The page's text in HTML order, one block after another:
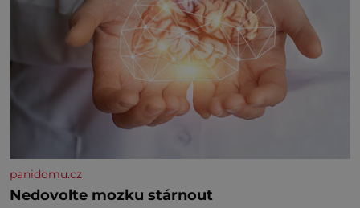
panidomu.cz
Nedovolte mozku stárnout